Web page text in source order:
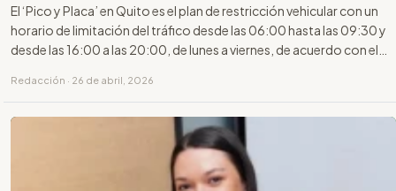
El ‘Pico y Placa’ en Quito es el plan de restricción vehicular con un
horario de limitación del tráfico desde las 06:00 hasta las 09:30 y
desde las 16:00 a las 20:00, de lunes a viernes, de acuerdo con el
Redacción · 26 de abril, 2026